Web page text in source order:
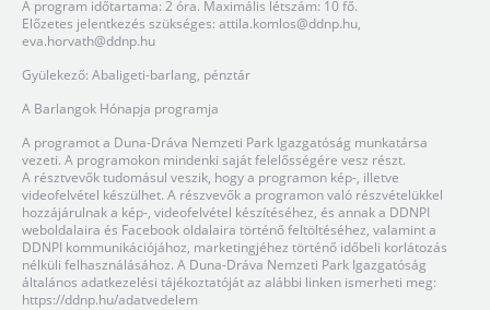
A program időtartama: 2 óra. Maximális létszám: 10 fő.
Előzetes jelentkezés szükséges: attila.komlos@ddnp.hu,
eva.horvath@ddnp.hu
Gyülekező: Abaligeti-barlang, pénztár
A Barlangok Hónapja programja
A programot a Duna-Dráva Nemzeti Park Igazgatóság munkatársa
vezeti. A programokon mindenki saját felelősségére vesz részt.
A résztvevők tudomásul veszik, hogy a programon kép-, illetve
videofelvétel készülhet. A részvevők a programon való részvételükkel
hozzájárulnak a kép-, videofelvétel készítéséhez, és annak a DDNPI
weboldalaira és Facebook oldalaira történő feltöltéséhez, valamint a
DDNPI kommunikációjához, marketingjéhez történő időbeli korlátozás
nélküli felhasználásához. A Duna-Dráva Nemzeti Park Igazgatóság
általános adatkezelési tájékoztatóját az alábbi linken ismerheti meg:
https://ddnp.hu/adatvedelem